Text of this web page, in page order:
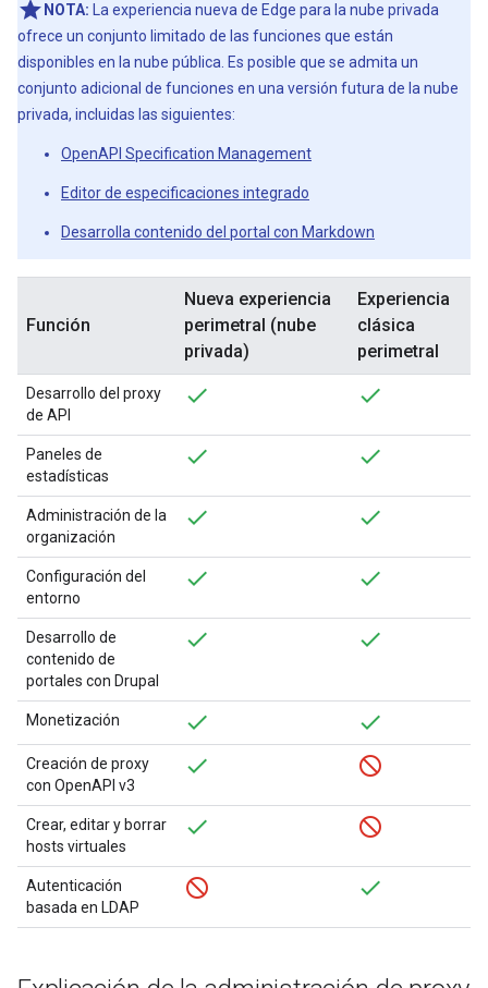
NOTA: La experiencia nueva de Edge para la nube privada
ofrece un conjunto limitado de las funciones que están
disponibles en la nube pública. Es posible que se admita un
conjunto adicional de funciones en una versión futura de la nube
privada, incluidas las siguientes:
OpenAPI Specification Management
Editor de especificaciones integrado
Desarrolla contenido del portal con Markdown
Función
Nueva experiencia
perimetral (nube
privada)
Experiencia
clásica
perimetral
Desarrollo del proxy
de API
Paneles de
estadísticas
Administración de la
organización
Configuración del
entorno
Desarrollo de
contenido de
portales con Drupal
Monetización
Creación de proxy
con OpenAPI v3
Crear, editar y borrar
hosts virtuales
Autenticación
basada en LDAP